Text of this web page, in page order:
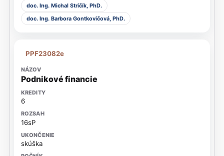
doc. Ing. Michal Stričík, PhD.
doc. Ing. Barbora Gontkovičová, PhD.
PPF23082e
Podnikové financie
6
16sP
skúška